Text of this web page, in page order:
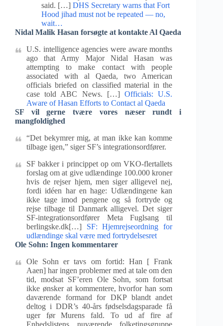
said. […] DHS Secretary warns that Fort
Hood jihad must not be repeated — no,
wait…
Nidal Malik Hasan forsøgte at kontakte Al Qaeda
U.S. intelligence agencies were aware months
ago that Army Major Nidal Hasan was
attempting to make contact with people
associated with al Qaeda, two American
officials briefed on classified material in the
case told ABC News. […]Officials: U.S.
Aware of Hasan Efforts to Contact al Qaeda
SF vil gerne tvære vores næser rundt i
mangfoldighed
“Det bekymrer mig, at man ikke kan komme
tilbage igen,” siger SF’s integrationsordfører.
SF bakker i princippet op om VKO-flertallets
forslag om at give udlændinge 100.000 kroner
hvis de rejser hjem, men siger alligevel nej,
fordi idéen har en hage: Udlændingene kan
ikke tage imod pengene og så fortryde og
rejse tilbage til Danmark alligevel. Det siger
SF-integrationsordfører Meta Fuglsang til
berlingske.dk[…] SF: Hjemrejseordning for
udlændinge skal være med fortrydelsesret
Ole Sohn: Ingen kommentarer
Ole Sohn er tavs om fortid: Han [ Frank
Aaen] har ingen problemer med at tale om den
tid, modsat SF’eren Ole Sohn, som fortsat
ikke ønsker at kommentere, hvorfor han som
daværende formand for DKP blandt andet
deltog i DDR’s 40-års fødselsdagsparade få
uger før Murens fald. To ud af fire af
Enhedslistens nuværende folketingsgruppe